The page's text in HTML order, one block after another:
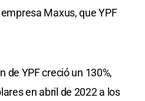
Maxus, que YPF
de YPF creció un 130%,
en abril de 2022 a los